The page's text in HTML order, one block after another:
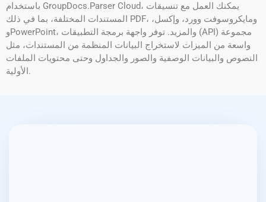
باستخدام GroupDocs.Parser Cloud، يمكنك العمل مع تنسيقات
المستندات المختلفة، بما في ذلك PDF، ومايكروسوفت وورد، وإكسل،
وPowerPoint، والمزيد. توفر واجهة برمجة التطبيقات (API) مجموعة
واسعة من الميزات لاستخراج البيانات المنظمة من المستندات، مثل
النصوص والبيانات الوصفية والصور والجداول وحتى محتويات الملفات
الأولية.